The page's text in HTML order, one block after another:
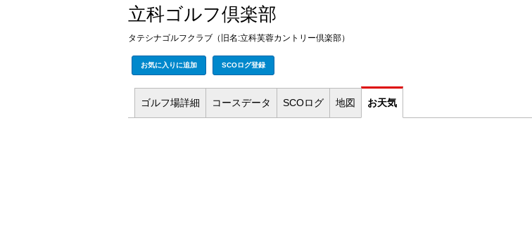
立科ゴルフ倶楽部
タテシナゴルフクラブ（旧名:立科芙蓉カントリー倶楽部）
お気に入りに追加 SCOログ登録
ゴルフ場詳細 コースデータ SCOログ 地図 お天気